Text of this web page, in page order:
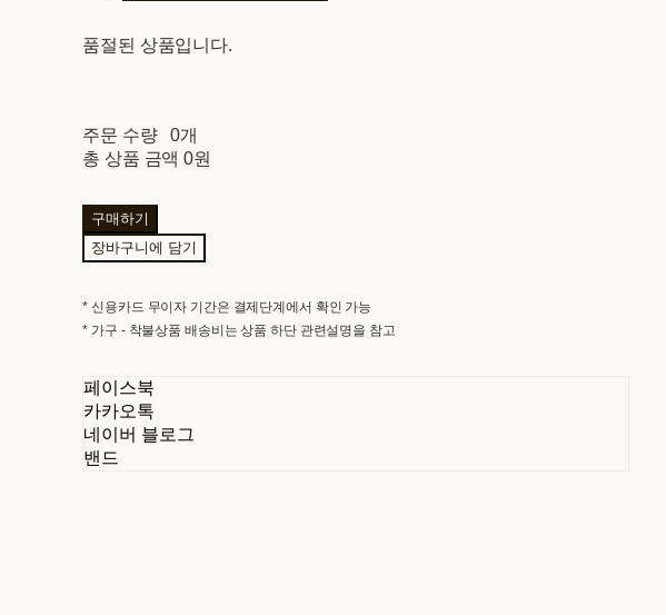
품절된 상품입니다.
주문 수량
0개
총 상품 금액 0원
구매하기
장바구니에 담기
* 신용카드 무이자 기간은 결제단계에서 확인 가능
* 가구 - 착불상품 배송비는 상품 하단 관련설명을 참고
페이스북
카카오톡
네이버 블로그
밴드